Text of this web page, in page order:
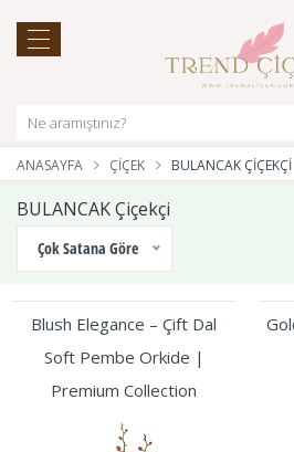
ANASAYFA ÇIÇEK BULANCAK ÇIÇEKÇI
BULANCAK Çiçekçi
Çok Satana Göre
Blush Elegance – Çift Dal
Soft Pembe Orkide |
Premium Collection